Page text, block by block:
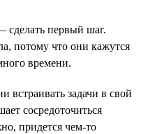
сделать первый шаг.
потому что они кажутся
времени.
встраивать задачи в свой
сосредоточиться
придется чем-то